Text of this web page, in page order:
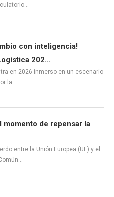
con inteligencia!
202...
en 2026 inmerso en un escenario
la…
momento de repensar la
entre la Unión Europea (UE) y el